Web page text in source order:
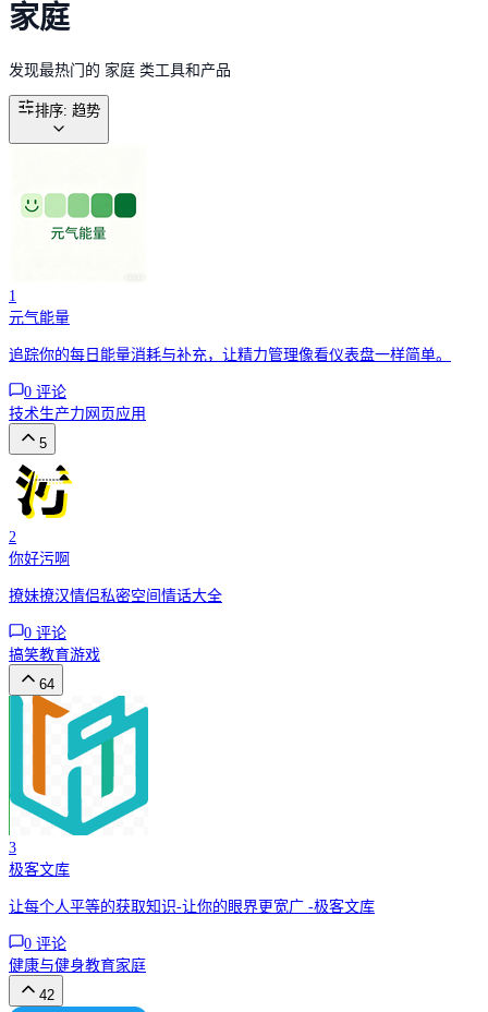
家庭
发现最热门的 家庭 类工具和产品
排序: 趋势
1
元气能量
追踪你的每日能量消耗与补充，让精力管理像看仪表盘一样简单。
0 评论
技术生产力 网页应用
5
2
你好污啊
撩妹撩汉情侣私密空间情话大全
0 评论
搞笑教育游戏
64
3
极客文库
让每个人平等的获取知识-让你的眼界更宽广 -极客文库
0 评论
健康与健身教育家庭
42